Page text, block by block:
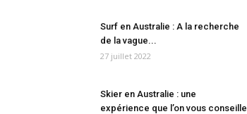
Surf en Australie : A la recherche
de la vague...
27 juillet 2022
Skier en Australie : une
expérience que l’on vous conseille